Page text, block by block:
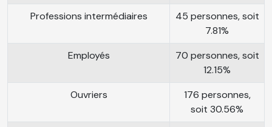
Professions intermédiaires
45 personnes, soit
7.81%
Employés
70 personnes, soit
12.15%
Ouvriers
176 personnes,
soit 30.56%